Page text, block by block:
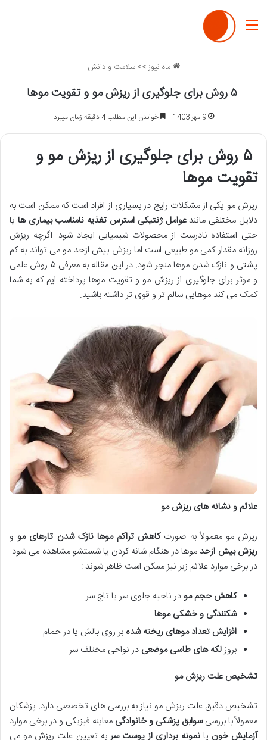
منو
ماه نیوز>> سلامت و دانش
9 مهر 1403 خواندن این مطلب 4 دقیقه زمان میبرد
۵ روش برای جلوگیری از ریزش مو و
تقویت موها
ریزش مو یکی از مشکلات رایج در بسیاری از افراد است که ممکن است به
دلایل مختلفی مانندعوامل ژنتیکی استرس تغذیه نامناسب بیماری ها یا
حتی استفاده نادرست از محصولات شیمیایی ایجاد شود. اگرچه ریزش
روزانه مقدار کمی مو طبیعی است اما ریزش بیش ازحد مو می تواند به کم
پشتی و نازک شدن موها منجر شود. در این مقاله به معرفی ۵ روش علمی
و موثر برای جلوگیری از ریزش مو و تقویت موها پرداخته ایم که به شما
کمک می کند موهایی سالم تر و قوی تر داشته باشید.
علائم و نشانه های ریزش مو
ریزش مو معمولاً به صورتکاهش تراکم موها نازک شدن تارهای مو و
ریزش بیش ازحدموها در هنگام شانه کردن یا شستشو مشاهده می شود.
در برخی موارد علائم زیر نیز ممکن است ظاهر شوند :
کاهش حجم مو در ناحیه جلوی سر یا تاج سر
شکنندگی و خشکی موها
افزایش تعداد موهای ریخته شده بر روی بالش یا در حمام
بروزلکه های طاسی موضعی در نواحی مختلف سر
تشخیص علت ریزش مو
تشخیص دقیق علت ریزش مو نیاز به بررسی های تخصصی دارد. پزشکان
معمولاً با بررسیسوابق پزشکی و خانوادگی معاینه فیزیکی و در برخی موارد
آزمایش خون یانمونه برداری از پوست سر به تعیین علت ریزش مو می